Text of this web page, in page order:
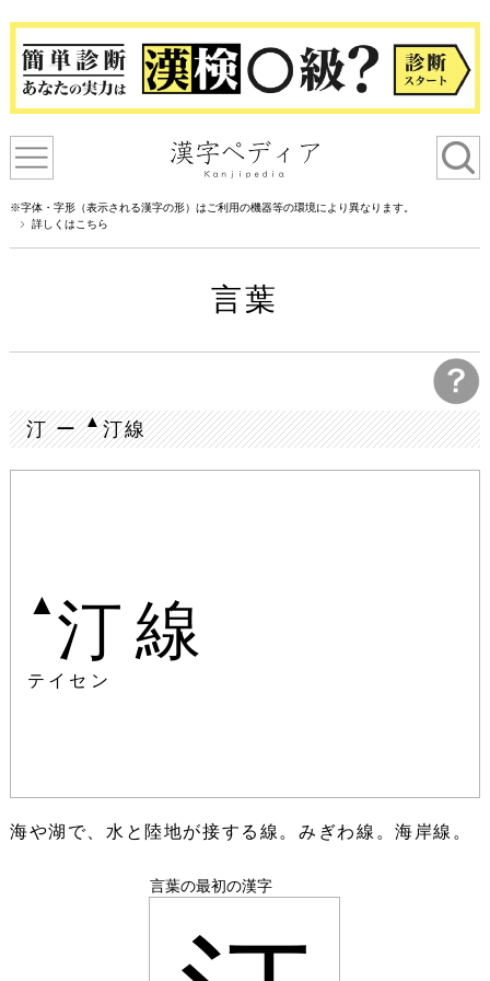
※字体・字形（表示される漢字の形）はご利用の機器等の環境により異なります。
詳しくはこちら
言葉
汀 ー▲汀線
▲ 汀線
テイセン
海や湖で、水と陸地が接する線。みぎわ線。海岸線。
言葉の最初の漢字